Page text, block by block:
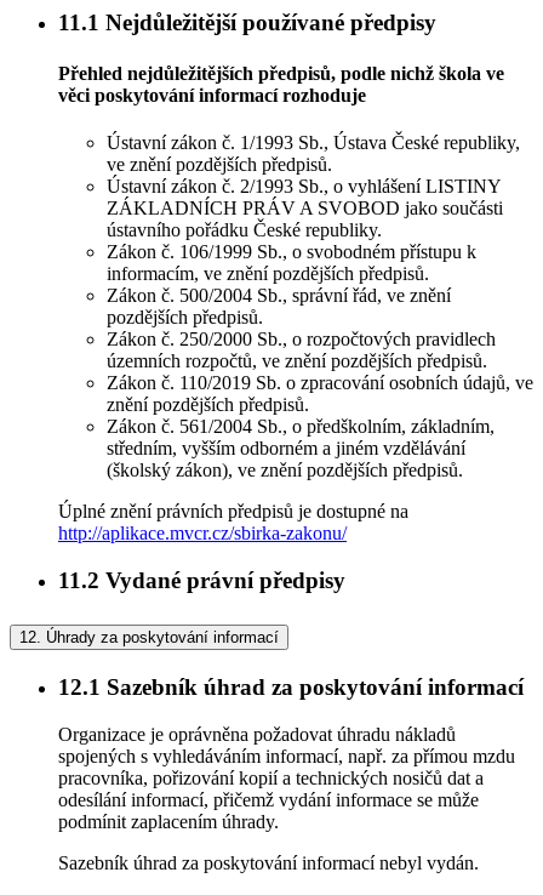
11.1 Nejdůležitější používané předpisy
Přehled nejdůležitějších předpisů, podle nichž škola ve
věci poskytování informací rozhoduje
Ústavní zákon č. 1/1993 Sb., Ústava České republiky,
ve znění pozdějších předpisů.
Ústavní zákon č. 2/1993 Sb., o vyhlášení LISTINY
ZÁKLADNÍCH PRÁV A SVOBOD jako součásti
ústavního pořádku České republiky.
Zákon č. 106/1999 Sb., o svobodném přístupu k
informacím, ve znění pozdějších předpisů.
Zákon č. 500/2004 Sb., správní řád, ve znění
pozdějších předpisů.
Zákon č. 250/2000 Sb., o rozpočtových pravidlech
územních rozpočtů, ve znění pozdějších předpisů.
Zákon č. 110/2019 Sb. o zpracování osobních údajů, ve
znění pozdějších předpisů.
Zákon č. 561/2004 Sb., o předškolním, základním,
středním, vyšším odborném a jiném vzdělávání
(školský zákon), ve znění pozdějších předpisů.
Úplné znění právních předpisů je dostupné na
http://aplikace.mvcr.cz/sbirka-zakonu/
11.2 Vydané právní předpisy
12. Úhrady za poskytování informací
12.1 Sazebník úhrad za poskytování informací
Organizace je oprávněna požadovat úhradu nákladů
spojených s vyhledáváním informací, např. za přímou mzdu
pracovníka, pořizování kopií a technických nosičů dat a
odesílání informací, přičemž vydání informace se může
podmínit zaplacením úhrady.
Sazebník úhrad za poskytování informací nebyl vydán.